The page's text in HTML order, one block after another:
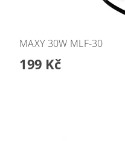
MAXY 30W MLF-30
199 Kč